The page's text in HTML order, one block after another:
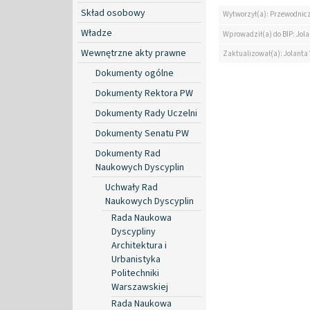
Skład osobowy
Władze
Wewnętrzne akty prawne
Dokumenty ogólne
Dokumenty Rektora PW
Dokumenty Rady Uczelni
Dokumenty Senatu PW
Dokumenty Rad
Naukowych Dyscyplin
Uchwały Rad
Naukowych Dyscyplin
Rada Naukowa
Dyscypliny
Architektura i
Urbanistyka
Politechniki
Warszawskiej
Rada Naukowa
Wytworzył(a):
Wprowadził(a) do BIP:
Zaktualizował(a): Jolanta